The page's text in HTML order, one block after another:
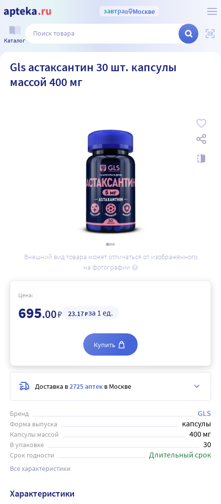
завтрав Москве
Каталог
Gls астаксантин 30 шт. капсулы
массой 400 мг
Внешний вид товара может отличаться от изображённого
на фотографии
Бренд GLS
Форма выпуска капсулы
Капсулы массой 400 мг
В упаковке 30
Срок годности Длительный срок
Все характеристики
Цена:
695.00₽ 23.17₽за 1 ед.
Купить
Доставка в2725 аптек в Москве
Характеристики